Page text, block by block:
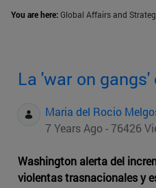
You are here:Global Affairs and
La 'war on gangs'
Maria del Rocio
7 Years Ago - 76426
Washington alerta del
violentas trasnacionales y